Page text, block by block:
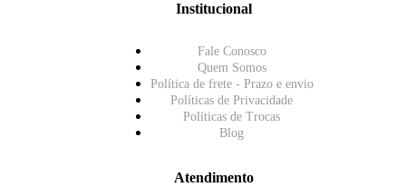
Institucional
Fale Conosco
Quem Somos
Política de frete - Prazo e envio
Políticas de Privacidade
Políticas de Trocas
Blog
Atendimento